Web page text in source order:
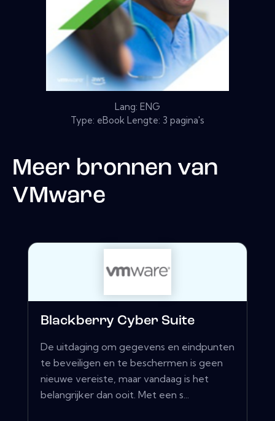
Lang: ENG
Type: eBook Lengte: 3 pagina's
Meer bronnen van
VMware
Blackberry Cyber ​​Suite
De uitdaging om gegevens en eindpunten
te beveiligen en te beschermen is geen
nieuwe vereiste, maar vandaag is het
belangrijker dan ooit. Met een s...